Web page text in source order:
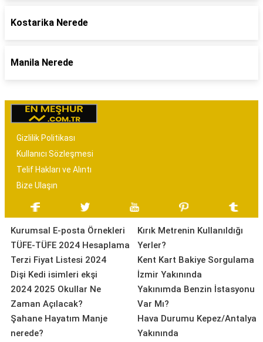
Kostarika Nerede
Manila Nerede
Gizlilik Politikası
Kullanıcı Sözleşmesi
Telif Hakları ve Alıntı
Bize Ulaşın
Kurumsal E-posta Örnekleri
TÜFE-TÜFE 2024 Hesaplama
Terzi Fiyat Listesi 2024
Dişi Kedi isimleri ekşi
2024 2025 Okullar Ne
Zaman Açılacak?
Şahane Hayatım Manje
nerede?
Kırık Metrenin Kullanıldığı
Yerler?
Kent Kart Bakiye Sorgulama
İzmir Yakınında
Yakınımda Benzin İstasyonu
Var Mı?
Hava Durumu Kepez/Antalya
Yakınında